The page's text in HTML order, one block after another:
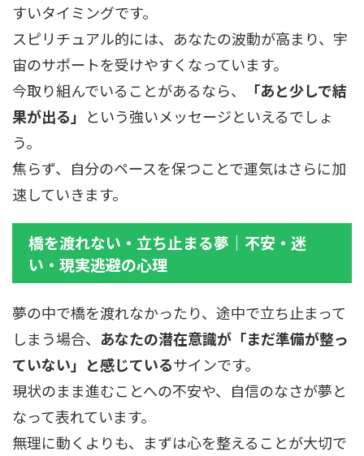
すいタイミングです。
スピリチュアル的には、あなたの波動が高まり、宇
宙のサポートを受けやすくなっています。
今取り組んでいることがあるなら、
「あと少しで結
果が出る」 という強いメッセージといえるでしょ
う。
焦らず、自分のペースを保つことで運気はさらに加
速していきます。
橋を渡れない・立ち止まる夢｜不安・迷
い・現実逃避の心理
夢の中で橋を渡れなかったり、途中で立ち止まって
しまう場合、 あなたの潜在意識が「まだ準備が整っ
ていない」と感じているサインです。
現状のまま進むことへの不安や、自信のなさが夢と
なって表れています。
無理に動くよりも、まずは心を整えることが大切で